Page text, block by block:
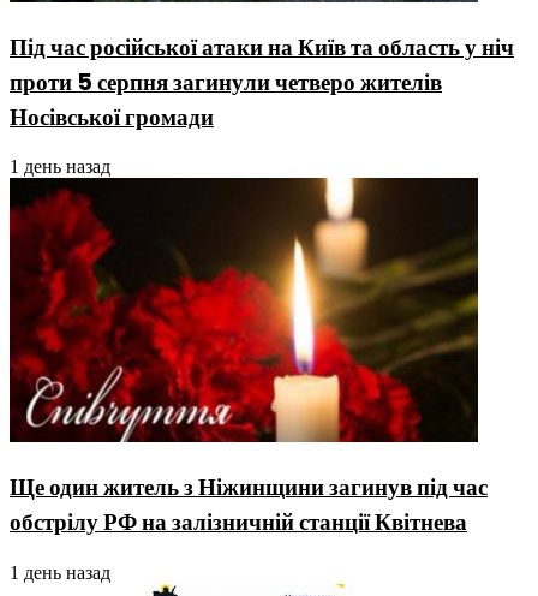
Під час російської атаки на Київ та область у ніч
проти 5 серпня загинули четверо жителів
Носівської громади
1 день назад
Ще один житель з Ніжинщини загинув під час
обстрілу РФ на залізничній станції Квітнева
1 день назад